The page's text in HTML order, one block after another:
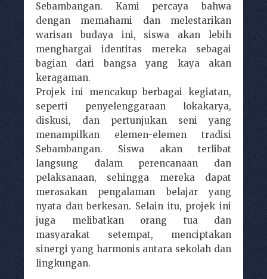
Sebambangan. Kami percaya bahwa
dengan memahami dan melestarikan
warisan budaya ini, siswa akan lebih
menghargai identitas mereka sebagai
bagian dari bangsa yang kaya akan
keragaman.
Projek ini mencakup berbagai kegiatan,
seperti penyelenggaraan lokakarya,
diskusi, dan pertunjukan seni yang
menampilkan elemen-elemen tradisi
Sebambangan. Siswa akan terlibat
langsung dalam perencanaan dan
pelaksanaan, sehingga mereka dapat
merasakan pengalaman belajar yang
nyata dan berkesan. Selain itu, projek ini
juga melibatkan orang tua dan
masyarakat setempat, menciptakan
sinergi yang harmonis antara sekolah dan
lingkungan.